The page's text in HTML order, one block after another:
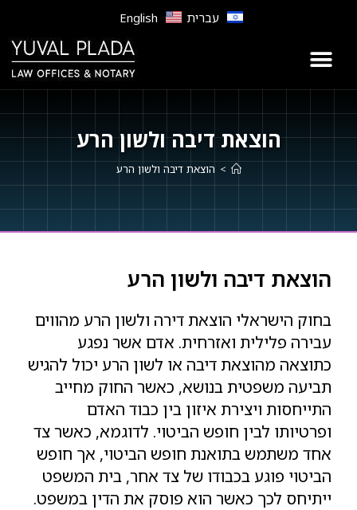
עברית English
הוצאת דיבה ולשון הרע
> הוצאת דיבה ולשון הרע
הוצאת דיבה ולשון הרע
בחוק הישראלי הוצאת דירה ולשון הרע מהווים
עבירה פלילית ואזרחית. אדם אשר נפגע
כתוצאה מהוצאת דיבה או לשון הרע יכול להגיש
תביעה משפטית בנושא, כאשר החוק מחייב
התייחסות ויצירת איזון בין כבוד האדם
ופרטיותו לבין חופש הביטוי. לדוגמא, כאשר צד
אחד משתמש בתואנת חופש הביטוי, אך חופש
הביטוי פוגע בכבודו של צד אחר, בית המשפט
ייתיחס לכך כאשר הוא פוסק את הדין במשפט.